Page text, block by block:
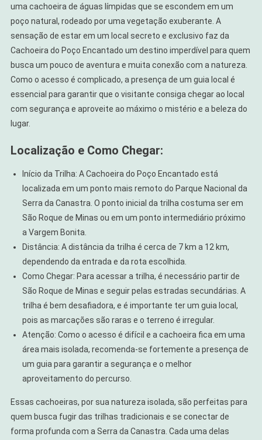
uma cachoeira de águas límpidas que se escondem em um
poço natural, rodeado por uma vegetação exuberante. A
sensação de estar em um local secreto e exclusivo faz da
Cachoeira do Poço Encantado um destino imperdível para quem
busca um pouco de aventura e muita conexão com a natureza.
Como o acesso é complicado, a presença de um guia local é
essencial para garantir que o visitante consiga chegar ao local
com segurança e aproveite ao máximo o mistério e a beleza do
lugar.
Localização e Como Chegar:
Início da Trilha: A Cachoeira do Poço Encantado está
localizada em um ponto mais remoto do Parque Nacional da
Serra da Canastra. O ponto inicial da trilha costuma ser em
São Roque de Minas ou em um ponto intermediário próximo
a Vargem Bonita.
Distância: A distância da trilha é cerca de 7 km a 12 km,
dependendo da entrada e da rota escolhida.
Como Chegar: Para acessar a trilha, é necessário partir de
São Roque de Minas e seguir pelas estradas secundárias. A
trilha é bem desafiadora, e é importante ter um guia local,
pois as marcações são raras e o terreno é irregular.
Atenção: Como o acesso é difícil e a cachoeira fica em uma
área mais isolada, recomenda-se fortemente a presença de
um guia para garantir a segurança e o melhor
aproveitamento do percurso.
Essas cachoeiras, por sua natureza isolada, são perfeitas para
quem busca fugir das trilhas tradicionais e se conectar de
forma profunda com a Serra da Canastra. Cada uma delas